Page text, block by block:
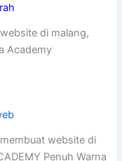
di malang,
Academy
website di
Penuh Warna